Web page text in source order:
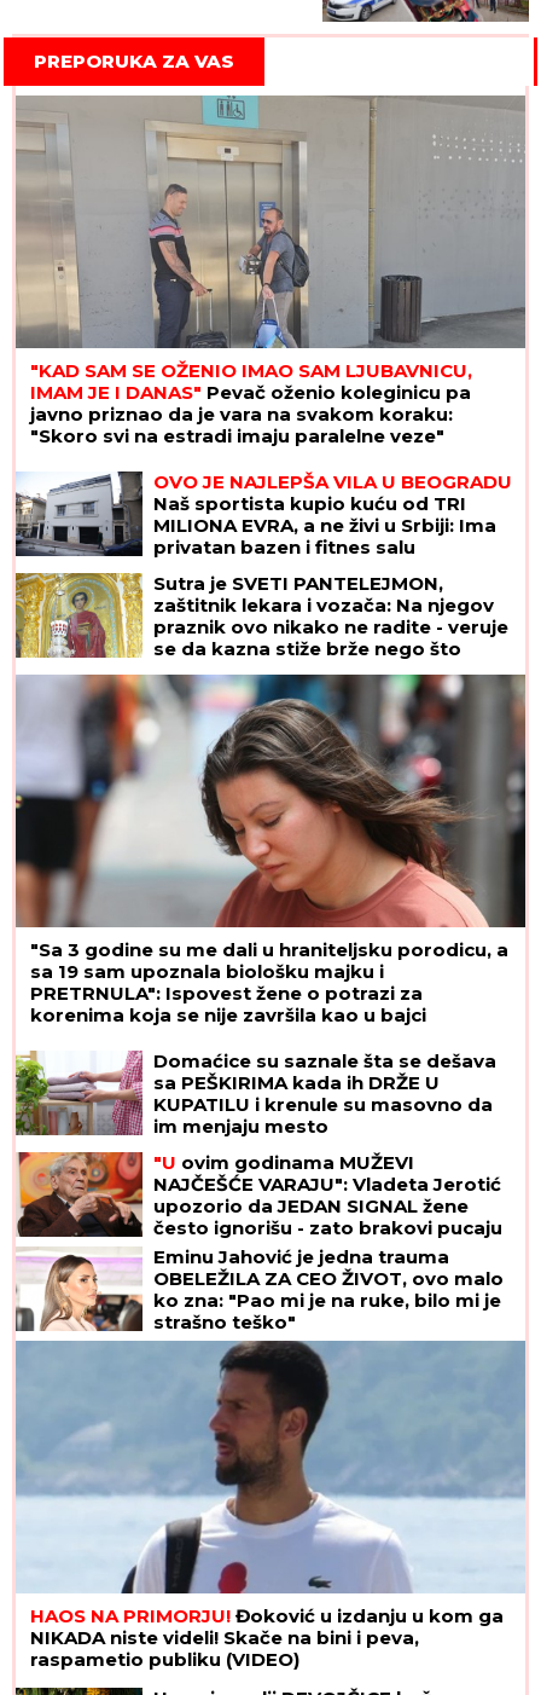
PREPORUKA ZA VAS
"KAD SAM SE OŽENIO IMAO SAM LJUBAVNICU,
IMAM JE I DANAS" Pevač oženio koleginicu pa
javno priznao da je vara na svakom koraku:
"Skoro svi na estradi imaju paralelne veze"
OVO JE NAJLEPŠA VILA U BEOGRADU
Naš sportista kupio kuću od TRI
MILIONA EVRA, a ne živi u Srbiji: Ima
privatan bazen i fitnes salu
Sutra je SVETI PANTELEJMON,
zaštitnik lekara i vozača: Na njegov
praznik ovo nikako ne radite - veruje
se da kazna stiže brže nego što
mislite
"Sa 3 godine su me dali u hraniteljsku porodicu, a
sa 19 sam upoznala biološku majku i
PRETRNULA": Ispovest žene o potrazi za
korenima koja se nije završila kao u bajci
Domaćice su saznale šta se dešava
sa PEŠKIRIMA kada ih DRŽE U
KUPATILU i krenule su masovno da
im menjaju mesto
"U ovim godinama MUŽEVI
NAJČEŠĆE VARAJU": Vladeta Jerotić
upozorio da JEDAN SIGNAL žene
često ignorišu - zato brakovi pucaju
Eminu Jahović je jedna trauma
OBELEŽILA ZA CEO ŽIVOT, ovo malo
ko zna: "Pao mi je na ruke, bilo mi je
strašno teško"
HAOS NA PRIMORJU! Đoković u izdanju u kom ga
NIKADA niste videli! Skače na bini i peva,
raspametio publiku (VIDEO)